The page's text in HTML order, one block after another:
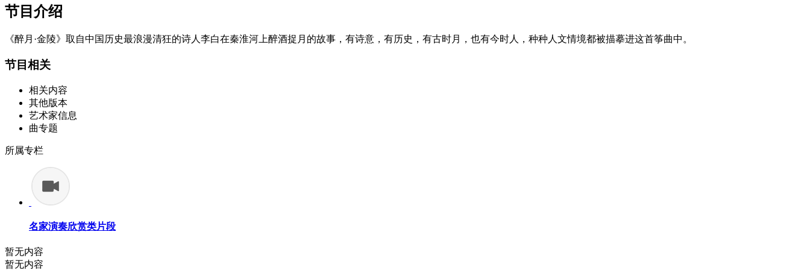
节目介绍
《醉月·金陵》取自中国历史最浪漫清狂的诗人李白在秦淮河上醉酒捉月的故事，有诗意，有历史，有古时月，也有今时人，种种人文情境都被描摹进这首筝曲中。
节目相关
相关内容
其他版本
艺术家信息
曲专题
所属专栏
名家演奏欣赏类片段
暂无内容
暂无内容